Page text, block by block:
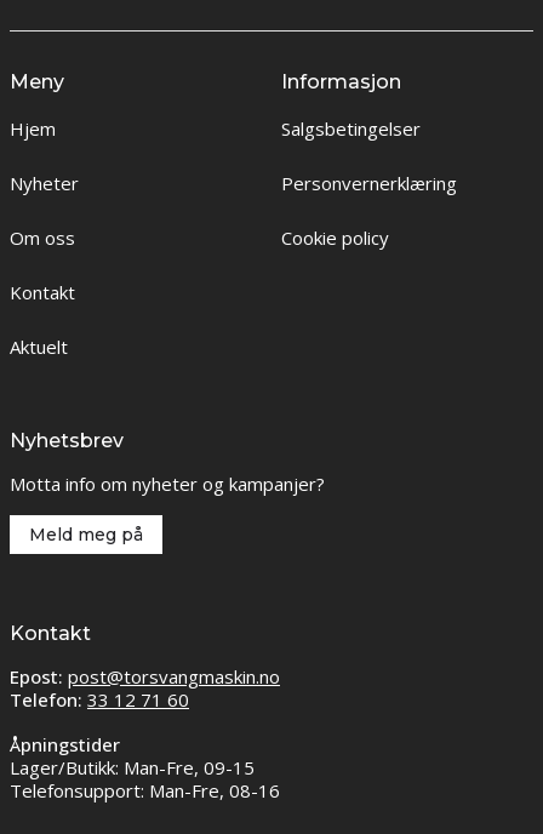
Meny
Hjem
Nyheter
Om oss
Kontakt
Aktuelt
Informasjon
Salgsbetingelser
Personvernerklæring
Cookie policy
Nyhetsbrev
Motta info om nyheter og kampanjer?
Meld meg på
Kontakt
Epost: post@torsvangmaskin.no
Telefon: 33 12 71 60
Åpningstider
Lager/Butikk: Man-Fre, 09-15
Telefonsupport: Man-Fre, 08-16